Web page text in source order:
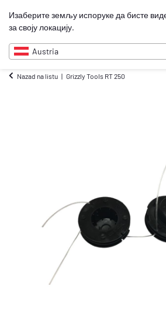
Изаберите земљу испоруке да бисте
за своју локацију.
Austria
Nazad na listu Grizzly Tools RT 250